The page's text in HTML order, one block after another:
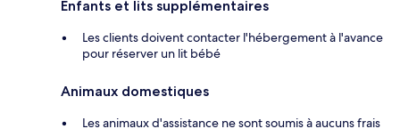
Enfants et lits supplémentaires
Les clients doivent contacter l'hébergement à l'avance
pour réserver un lit bébé
Animaux domestiques
Les animaux d'assistance ne sont soumis à aucuns frais